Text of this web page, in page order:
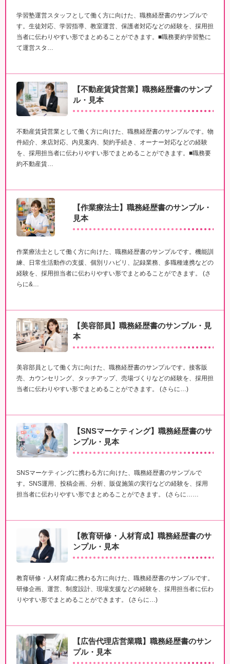
学習塾運営スタッフとして働く方に向けた、職務経歴書のサンプルで
す。生徒対応、学習指導、教室運営、保護者対応などの経験を、採用担
当者に伝わりやすい形でまとめることができます。■職務要約学習塾に
て運営スタ…
【不動産賃貸営業】職務経歴書のサンプ
ル・見本
不動産賃貸営業として働く方に向けた、職務経歴書のサンプルです。物
件紹介、来店対応、内見案内、契約手続き、オーナー対応などの経験
を、採用担当者に伝わりやすい形でまとめることができます。■職務要
約不動産賃…
【作業療法士】職務経歴書のサンプル・
見本
作業療法士として働く方に向けた、職務経歴書のサンプルです。機能訓
練、日常生活動作の支援、個別リハビリ、記録業務、多職種連携などの
経験を、採用担当者に伝わりやすい形でまとめることができます。 (さ
らに&…
【美容部員】職務経歴書のサンプル・見
本
美容部員として働く方に向けた、職務経歴書のサンプルです。接客販
売、カウンセリング、タッチアップ、売場づくりなどの経験を、採用担
当者に伝わりやすい形でまとめることができます。 (さらに…)
【SNSマーケティング】職務経歴書のサ
ンプル・見本
SNSマーケティングに携わる方に向けた、職務経歴書のサンプルで
す。SNS運用、投稿企画、分析、販促施策の実行などの経験を、採用
担当者に伝わりやすい形でまとめることができます。 (さらに……
【教育研修・人材育成】職務経歴書のサ
ンプル・見本
教育研修・人材育成に携わる方に向けた、職務経歴書のサンプルです。
研修企画、運営、制度設計、現場支援などの経験を、採用担当者に伝わ
りやすい形でまとめることができます。 (さらに…)
【広告代理店営業職】職務経歴書のサン
プル・見本